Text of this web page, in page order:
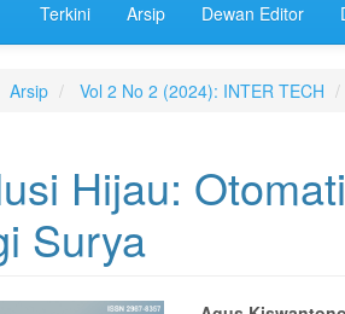
Terkini Arsip Dewan Editor
Arsip Vol 2 No 2 (2024): INTER TECH
Hijau:
Surya